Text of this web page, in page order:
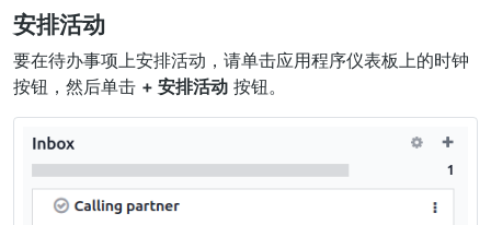
安排活动
要在待办事项上安排活动，请单击应用程序仪表板上的时钟
按钮，然后单击 + 安排活动 按钮。